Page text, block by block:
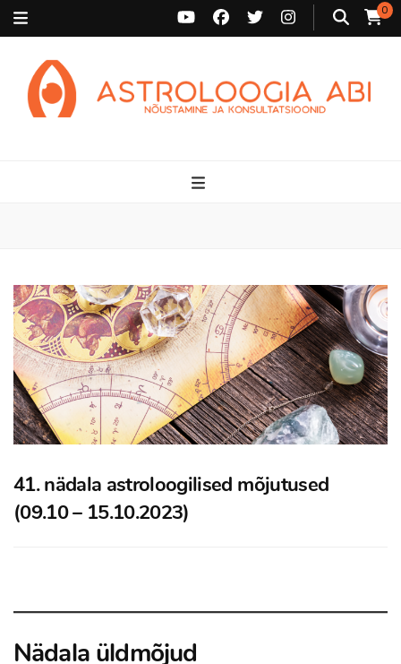
0
41. nädala astroloogilised mõjutused
(09.10 – 15.10.2023)
Nädala üldmõjud